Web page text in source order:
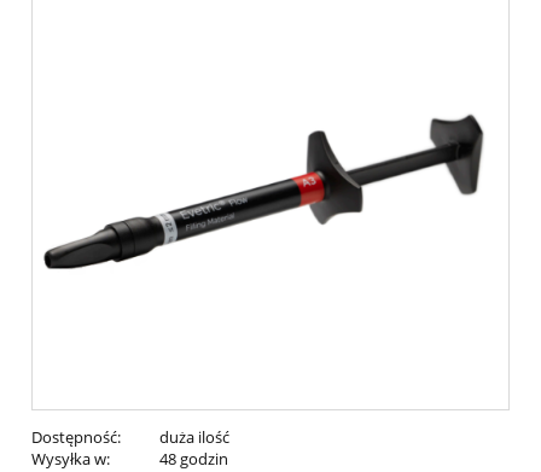
Dostępność:
duża ilość
Wysyłka w:
48 godzin